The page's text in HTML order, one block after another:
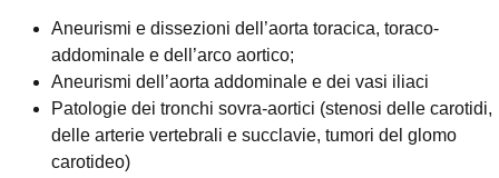
Aneurismi e dissezioni dell’aorta toracica, toraco-
addominale e dell’arco aortico;
Aneurismi dell’aorta addominale e dei vasi iliaci
Patologie dei tronchi sovra-aortici (stenosi delle carotidi,
delle arterie vertebrali e succlavie, tumori del glomo
carotideo)